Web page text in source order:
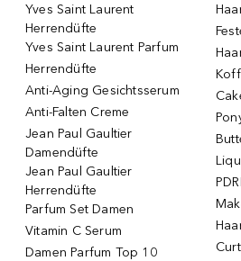
Yves Saint Laurent
Herrendüfte
Yves Saint Laurent Parfum
Herrendüfte
Anti-Aging Gesichtsserum
Anti-Falten Creme
Jean Paul Gaultier
Damendüfte
Jean Paul Gaultier
Herrendüfte
Parfum Set Damen
Vitamin C Serum
Damen Parfum Top 10